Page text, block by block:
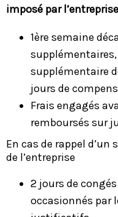
imposé par
1ère semaine
supplémentaire
jours de
Frais engagés
remboursés sur
En cas de rappel
de l’entreprise
2 jours de
occasionnés par